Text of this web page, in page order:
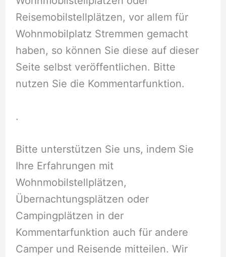
Reisemobilstellplätzen, vor allem für
Wohnmobilplatz Stremmen gemacht
haben, so können Sie diese auf dieser
Seite selbst veröffentlichen. Bitte
nutzen Sie die Kommentarfunktion.
.
Bitte unterstützen Sie uns, indem Sie
Ihre Erfahrungen mit
Wohnmobilstellplätzen,
Übernachtungsplätzen oder
Campingplätzen in der
Kommentarfunktion auch für andere
Camper und Reisende mitteilen. Wir